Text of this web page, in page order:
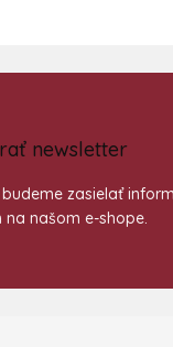
newsletter
zasielať
našom e-shope.